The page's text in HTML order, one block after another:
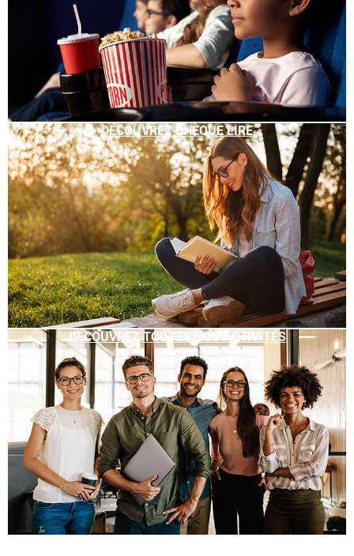
DÉCOUVREZ CHÈQUE LIRE
DÉCOUVREZ TOUTES NOS ACTIVITÉS